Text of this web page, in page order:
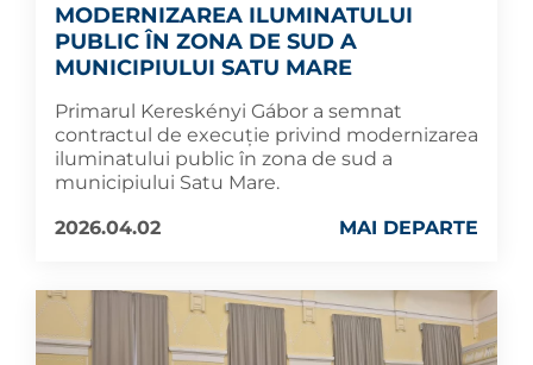
MODERNIZAREA ILUMINATULUI
PUBLIC ÎN ZONA DE SUD A
MUNICIPIULUI SATU MARE
Primarul Kereskényi Gábor a semnat
contractul de execuție privind modernizarea
iluminatului public în zona de sud a
municipiului Satu Mare.
2026.04.02
MAI DEPARTE